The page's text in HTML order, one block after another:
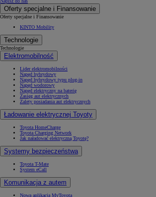
Oferty specjalne i Finansowanie
Oferty specjalne i Finansowanie
KINTO Mobility
Technologie
Technologie
Elektromobilność
Lider elektromobilności
Napęd hybrydowy
Napęd hybrydowy typu plug-in
Napęd wodorowy
Napęd elektryczny na baterię
Zasięg aut elektrycznych
Zalety posiadania aut elektrycznych
Ładowanie elektrycznej Toyoty
Toyota HomeCharge
Toyota Charging Network
Jak naładować elektryczną Toyotę?
Systemy bezpieczeństwa
Toyota T-Mate
System eCall
Komunikacja z autem
Nowa aplikacja MyToyota